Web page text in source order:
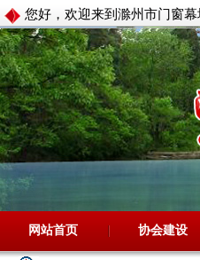
您好，欢迎来到滁州市门窗幕
网站首页 协会建设